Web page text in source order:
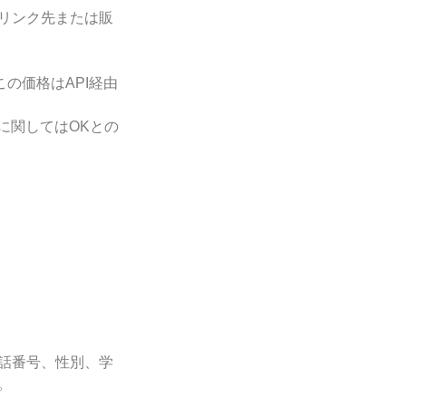
ンク先または販
の価格はAPI経由
関してはOKとの
番号、性別、学